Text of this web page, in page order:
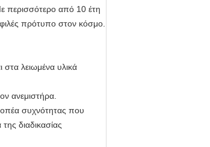
περισσότερο από 10 έτη
πρότυπο στον κόσμο.
στα λειωμένα υλικά
ανεμιστήρα.
συχνότητας που
διαδικασίας